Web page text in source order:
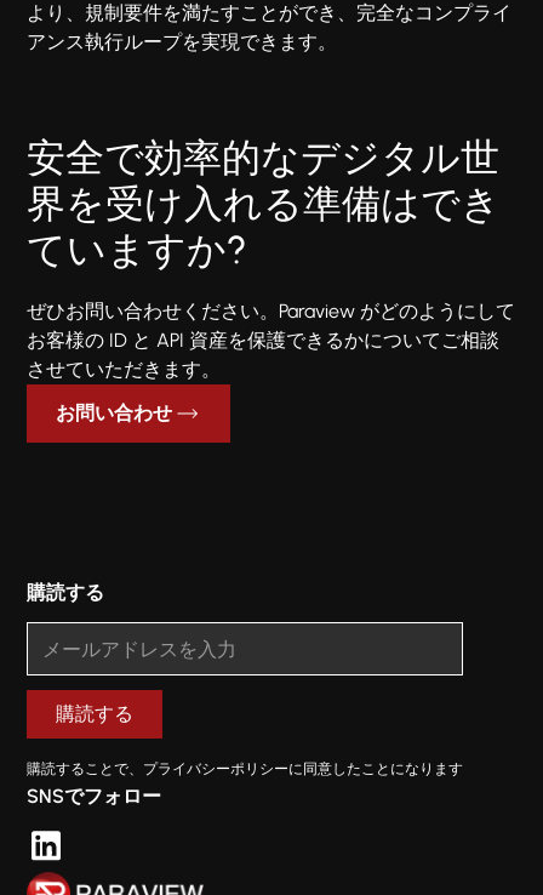
より、規制要件を満たすことができ、完全なコンプライ
アンス執行ループを実現できます。
安全で効率的なデジタル世
界を受け入れる準備はでき
ていますか?
ぜひお問い合わせください。Paraview がどのようにして
お客様の ID と API 資産を保護できるかについてご相談
させていただきます。
お問い合わせ
購読する
購読することで、プライバシーポリシーに同意したことになります
SNSでフォロー